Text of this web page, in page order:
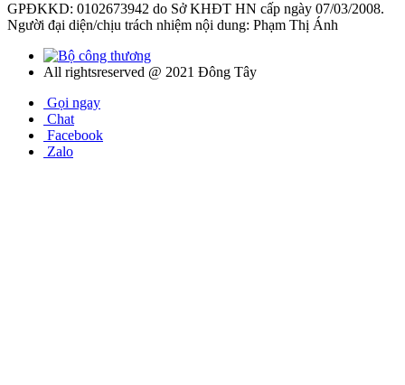
GPĐKKD: 0102673942 do Sở KHĐT HN cấp ngày 07/03/2008.
Người đại diện/chịu trách nhiệm nội dung: Phạm Thị Ánh
All rightsreserved @ 2021 Đông Tây
Gọi ngay
Chat
Facebook
Zalo